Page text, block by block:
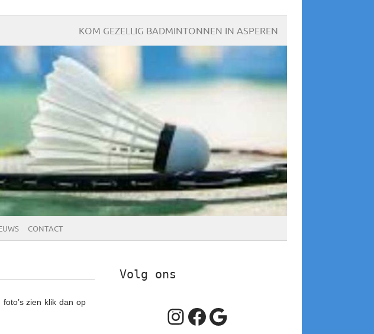
KOM GEZELLIG BADMINTONNEN IN ASPEREN
CONTACT
zien klik dan op
Volg ons
Instagram
Facebook
Google